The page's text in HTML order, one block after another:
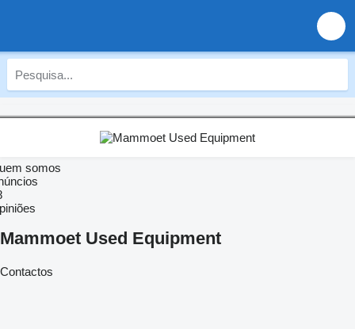
somos
Mammoet Used Equipment
Contactos